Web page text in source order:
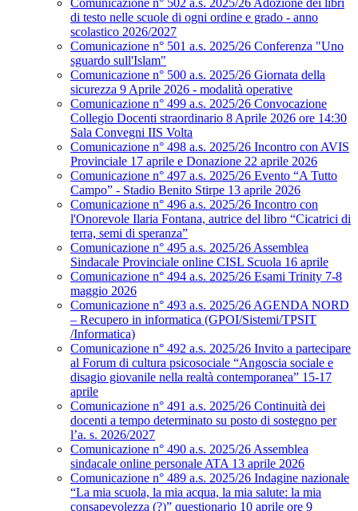
Comunicazione n° 502 a.s. 2025/26 Adozione dei libri
di testo nelle scuole di ogni ordine e grado - anno
scolastico 2026/2027
Comunicazione n° 501 a.s. 2025/26 Conferenza "Uno
sguardo sull'Islam"
Comunicazione n° 500 a.s. 2025/26 Giornata della
sicurezza 9 Aprile 2026 - modalità operative
Comunicazione n° 499 a.s. 2025/26 Convocazione
Collegio Docenti straordinario 8 Aprile 2026 ore 14:30
Sala Convegni IIS Volta
Comunicazione n° 498 a.s. 2025/26 Incontro con AVIS
Provinciale 17 aprile e Donazione 22 aprile 2026
Comunicazione n° 497 a.s. 2025/26 Evento “A Tutto
Campo” - Stadio Benito Stirpe 13 aprile 2026
Comunicazione n° 496 a.s. 2025/26 Incontro con
l'Onorevole Ilaria Fontana, autrice del libro “Cicatrici di
terra, semi di speranza”
Comunicazione n° 495 a.s. 2025/26 Assemblea
Sindacale Provinciale online CISL Scuola 16 aprile
Comunicazione n° 494 a.s. 2025/26 Esami Trinity 7-8
maggio 2026
Comunicazione n° 493 a.s. 2025/26 AGENDA NORD
– Recupero in informatica (GPOI/Sistemi/TPSIT
/Informatica)
Comunicazione n° 492 a.s. 2025/26 Invito a partecipare
al Forum di cultura psicosociale “Angoscia sociale e
disagio giovanile nella realtà contemporanea” 15-17
aprile
Comunicazione n° 491 a.s. 2025/26 Continuità dei
docenti a tempo determinato su posto di sostegno per
l’a. s. 2026/2027
Comunicazione n° 490 a.s. 2025/26 Assemblea
sindacale online personale ATA 13 aprile 2026
Comunicazione n° 489 a.s. 2025/26 Indagine nazionale
“La mia scuola, la mia acqua, la mia salute: la mia
consapevolezza (?)” questionario 10 aprile ore 9